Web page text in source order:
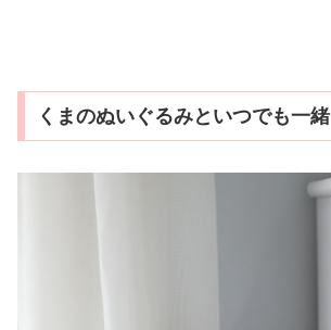
くまのぬいぐるみといつでも一緒